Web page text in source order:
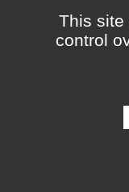
Crédits et mentions
This site
control